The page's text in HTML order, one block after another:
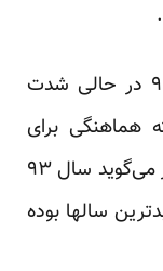
بحث پیرامون نرخ دستمزد در سال ۹۴ در حالی شدت
هماهنگی برای
کمک به ایجاد تشکل‌های کارگری به روز می‌گوید سال ۹۳
سالها بوده